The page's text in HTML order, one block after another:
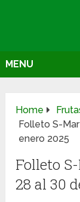
MENU
Home
Folleto S-
enero 2025
Folleto
28 al 30